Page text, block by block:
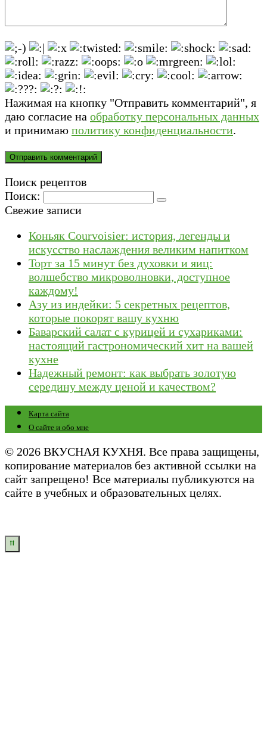
Нажимая на кнопку "Отправить комментарий", я
даю согласие на обработку персональных данных
и принимаю политику конфиденциальности.
Поиск рецептов
Поиск:
Свежие записи
Коньяк Courvoisier: история, легенды и
искусство наслаждения великим напитком
Торт за 15 минут без духовки и яиц:
волшебство микроволновки, доступное
каждому!
Азу из индейки: 5 секретных рецептов,
которые покорят вашу кухню
Баварский салат с курицей и сухариками:
настоящий гастрономический хит на вашей
кухне
Надежный ремонт: как выбрать золотую
середину между ценой и качеством?
Карта сайта
О сайте и обо мне
© 2026 ВКУСНАЯ КУХНЯ. Все права защищены,
копирование материалов без активной ссылки на
сайт запрещено! Все материалы публикуются на
сайте в учебных и образовательных целях.